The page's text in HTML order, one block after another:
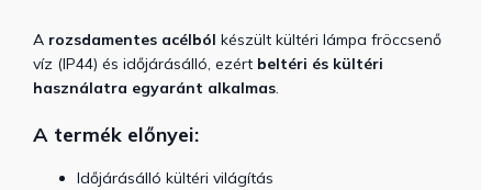
A rozsdamentes acélból készült kültéri lámpa fröccsenő
víz (IP44) és időjárásálló, ezért beltéri és kültéri
használatra egyaránt alkalmas.
A termék előnyei:
Időjárásálló kültéri világítás